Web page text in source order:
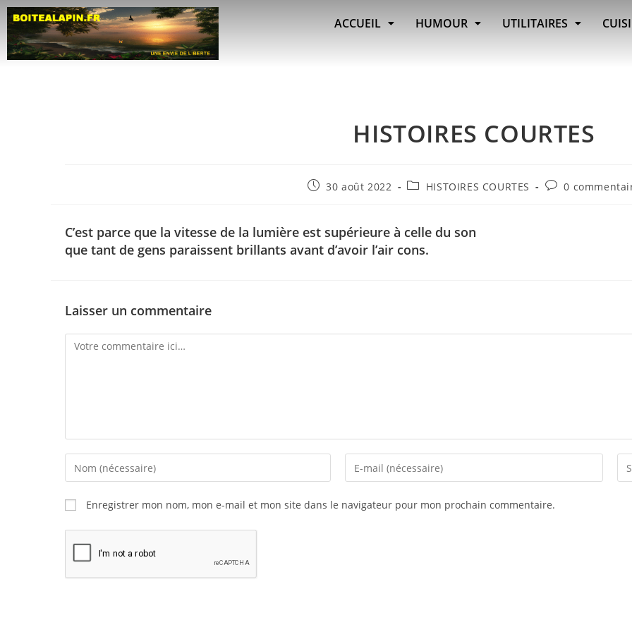
ACCUEIL HUMOUR UTILITAIRES
HISTOIRES COURTES
30 août 2022 HISTOIRES COURTES 0
C’est parce que la vitesse de la lumière est supérieure à celle du son
que tant de gens paraissent brillants avant d’avoir l’air cons.
Laisser un commentaire
Enregistrer mon nom, mon e-mail et mon site dans le navigateur pour mon prochain commentaire.